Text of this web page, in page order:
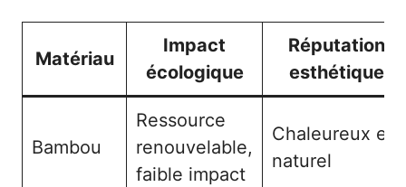
Matériau
Impact
écologique
Réputation
esthétique
Bambou
Ressource
renouvelable,
faible impact
Chaleureux et
naturel